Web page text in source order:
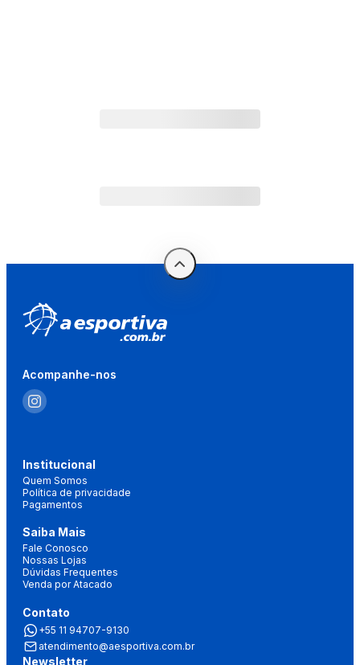
Acompanhe-nos
Institucional
Quem Somos
Política de privacidade
Pagamentos
Saiba Mais
Fale Conosco
Nossas Lojas
Dúvidas Frequentes
Venda por Atacado
Contato
+55 11 94707-9130
atendimento@aesportiva.com.br
Newsletter